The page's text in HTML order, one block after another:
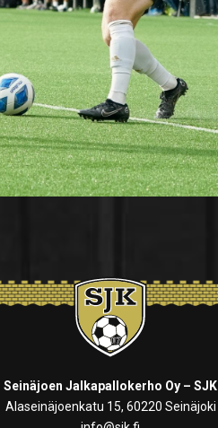
Seinäjoen Jalkapallokerho Oy – SJK
Alaseinäjoenkatu 15, 60220 Seinäjoki